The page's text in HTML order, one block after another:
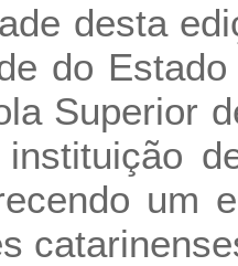
desta
do
Superior
um